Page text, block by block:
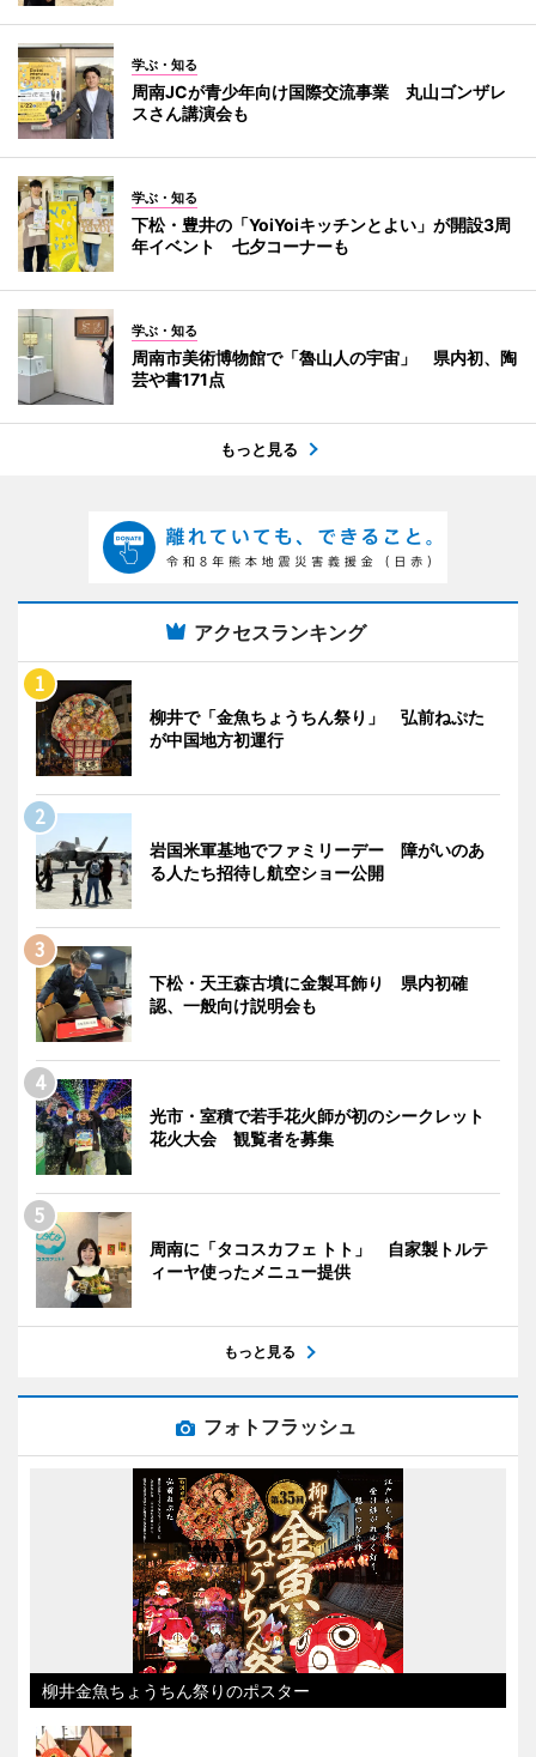
学ぶ・知る
周南JCが青少年向け国際交流事業 丸山ゴンザレ
スさん講演会も
学ぶ・知る
下松・豊井の「YoiYoiキッチンとよい」が開設3周
年イベント 七夕コーナーも
学ぶ・知る
周南市美術博物館で「魯山人の宇宙」 県内初、陶
芸や書171点
もっと見る
アクセスランキング
柳井で「金魚ちょうちん祭り」 弘前ねぷた
が中国地方初運行
岩国米軍基地でファミリーデー 障がいのあ
る人たち招待し航空ショー公開
下松・天王森古墳に金製耳飾り 県内初確
認、一般向け説明会も
光市・室積で若手花火師が初のシークレット
花火大会 観覧者を募集
周南に「タコスカフェ トト」 自家製トルテ
ィーヤ使ったメニュー提供
もっと見る
フォトフラッシュ
柳井金魚ちょうちん祭りのポスター